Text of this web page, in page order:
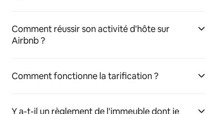
Comment réussir son activité d'hôte sur
Airbnb ?
Comment fonctionne la tarification ?
Y a-t-il un règlement de l'immeuble dont je